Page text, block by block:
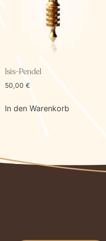
Isis-Pendel
50,00 €
In den Warenkorb